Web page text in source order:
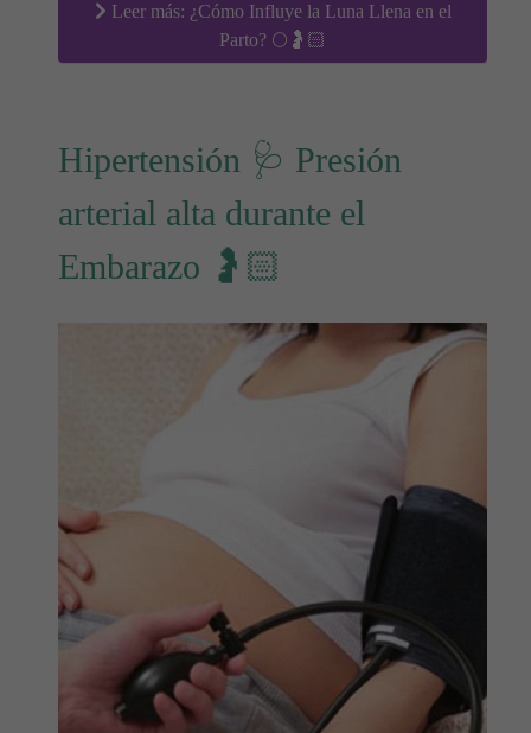
Leer más: ¿Cómo Influye la Luna Llena en el
Parto? 🌕🤰🏻
Hipertensión 🩺 Presión
arterial alta durante el
Embarazo 🤰🏻